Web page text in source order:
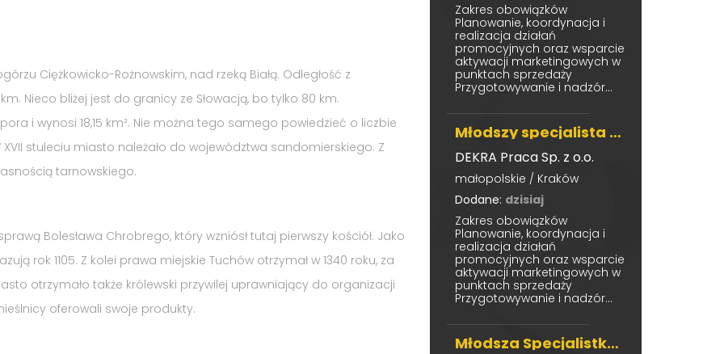
Ciężkowicko-Rożnowskim, nad rzeką Białą. Odległość z
Nieco bliżej jest do granicy ze Słowacją, bo tylko 80 km.
i wynosi 18,15 km². Nie można tego samego powiedzieć o liczbie
stuleciu miasto należało do województwa sandomierskiego. Z
tarnowskiego.
Bolesława Chrobrego, który wzniósł tutaj pierwszy kościół. Jako
rok 1105. Z kolei prawa miejskie Tuchów otrzymał w 1340 roku, za
otrzymało także królewski przywilej uprawniający do organizacji
oferowali swoje produkty.
Zakres obowiązków
Planowanie, koordynacja i
realizacja działań
promocyjnych oraz wsparcie
aktywacji marketingowych w
punktach sprzedaży
Przygotowywanie i nadzór...
Młodszy specjalista ds. Marketingu i Wsparcia Projektów
DEKRA Praca Sp. z o.o.
małopolskie / Kraków
Dodane: dzisiaj
Zakres obowiązków
Planowanie, koordynacja i
realizacja działań
promocyjnych oraz wsparcie
aktywacji marketingowych w
punktach sprzedaży
Przygotowywanie i nadzór...
Młodsza Specjalistka / Specjalista ds. Handlu Zagranicznego